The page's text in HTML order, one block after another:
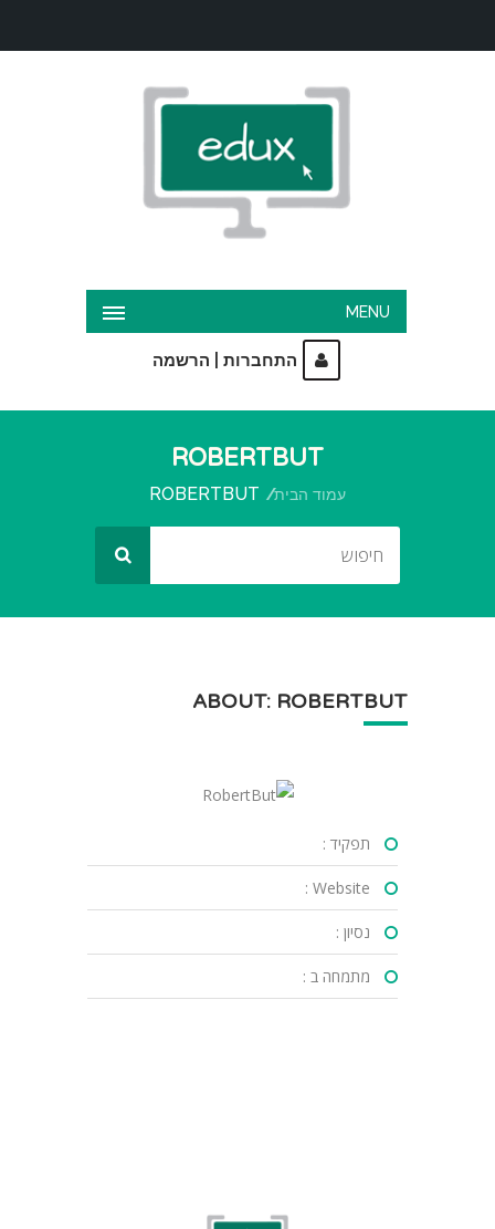
MENU
התחברות הרשמה
ROBERTBUT
עמוד הבית ROBERTBUT
ABOUT: ROBERTBUT
תפקיד :
Website :
נסיון :
מתמחה ב :